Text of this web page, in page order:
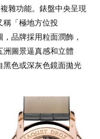
雜功能。錶盤中央呈現
稱「極地方位投
品牌採用粒面潤飾，
圖景逼真感和立體
黑色或深灰色鏡面拋光